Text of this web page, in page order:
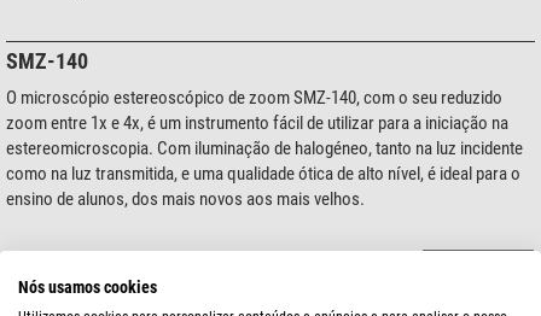
SMZ-140
O microscópio estereoscópico de zoom SMZ-140, com o seu reduzido
zoom entre 1x e 4x, é um instrumento fácil de utilizar para a iniciação na
estereomicroscopia. Com iluminação de halogéneo, tanto na luz incidente
como na luz transmitida, e uma qualidade ótica de alto nível, é ideal para o
ensino de alunos, dos mais novos aos mais velhos.
Nós usamos cookies